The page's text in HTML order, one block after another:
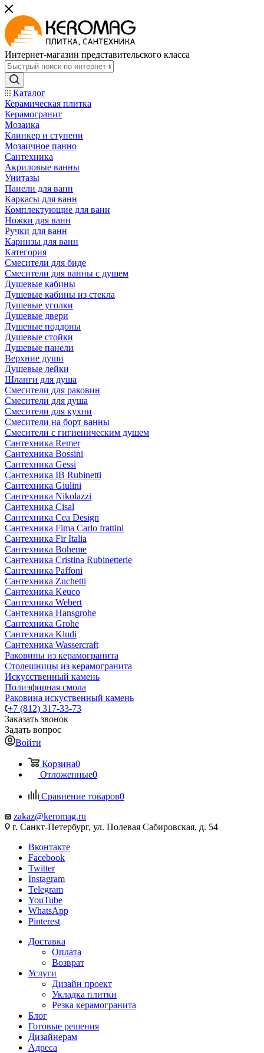
Интернет-магазин представительского класса
Каталог
Керамическая плитка
Керамогранит
Мозаика
Клинкер и ступени
Мозаичное панно
Сантехника
Акриловые ванны
Унитазы
Панели для ванн
Каркасы для ванн
Комплектующие для ванн
Ножки для ванн
Ручки для ванн
Карнизы для ванн
Категория
Смесители для биде
Смесители для ванны с душем
Душевые кабины
Душевые кабины из стекла
Душевые уголки
Душевые двери
Душевые поддоны
Душевые стойки
Душевые панели
Верхние души
Душевые лейки
Шланги для душа
Смесители для раковин
Смесители для душа
Смесители для кухни
Смесители на борт ванны
Смесители с гигиеническим душем
Сантехника Remer
Сантехника Bossini
Сантехника Gessi
Сантехника IB Rubinetti
Сантехника Giulini
Сантехника Nikolazzi
Сантехника Cisal
Сантехника Cea Design
Сантехника Fima Carlo frattini
Сантехника Fir Italia
Сантехника Boheme
Сантехника Cristina Rubinetterie
Сантехника Paffoni
Сантехника Zuchetti
Сантехника Keuco
Сантехника Webert
Сантехника Hansgrohe
Сантехника Grohe
Сантехника Kludi
Сантехника Wassercraft
Раковины из керамогранита
Столешницы из керамогранита
Искусственный камень
Полиэфирная смола
Раковина искуственный камень
+7 (812) 317-33-73
Заказать звонок
Задать вопрос
Войти
Корзина0
Отложенные0
Сравнение товаров0
zakaz@keromag.ru
г. Санкт-Петербург, ул. Полевая Сабировская, д. 54
Вконтакте
Facebook
Twitter
Instagram
Telegram
YouTube
WhatsApp
Pinterest
Доставка
Оплата
Возврат
Услуги
Дизайн проект
Укладка плитки
Резка керамогранита
Блог
Готовые решения
Дизайнерам
Адреса